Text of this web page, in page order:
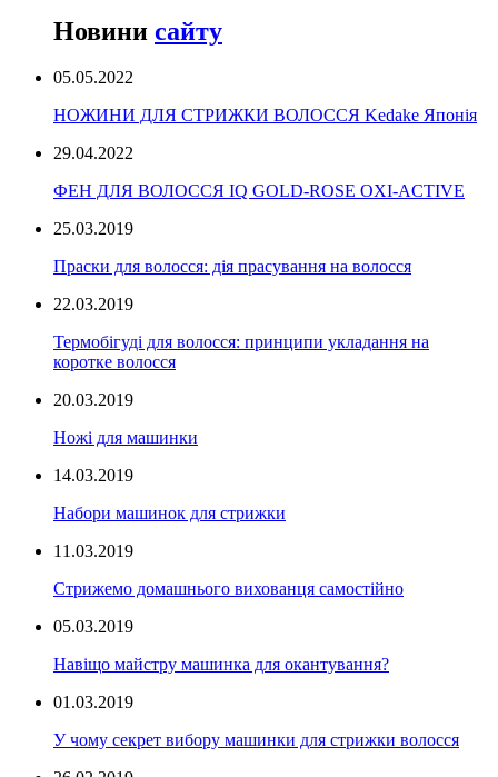
Новини сайту
05.05.2022
НОЖИНИ ДЛЯ СТРИЖКИ ВОЛОССЯ Kedake Японія
29.04.2022
ФЕН ДЛЯ ВОЛОССЯ IQ GOLD-ROSE OXI-ACTIVE
25.03.2019
Праски для волосся: дія прасування на волосся
22.03.2019
Термобігуді для волосся: принципи укладання на
коротке волосся
20.03.2019
Ножі для машинки
14.03.2019
Набори машинок для стрижки
11.03.2019
Стрижемо домашнього вихованця самостійно
05.03.2019
Навіщо майстру машинка для окантування?
01.03.2019
У чому секрет вибору машинки для стрижки волосся